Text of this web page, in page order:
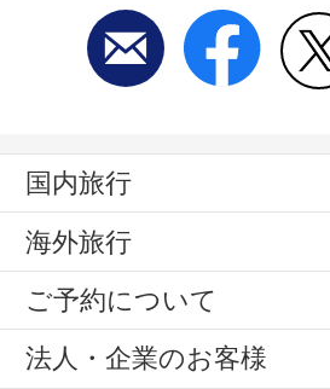
国内旅行
海外旅行
ご予約について
法人・企業のお客様